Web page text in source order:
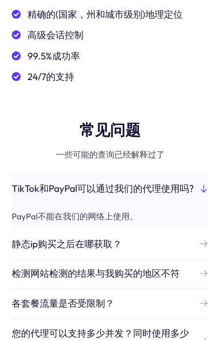
精确的(国家，州和城市级别)地理定位
高级会话控制
99.5%成功率
24/7的支持
常见问题
一些可能的查询已经解释过了
TikTok和PayPal可以通过我们的代理使用吗?
PayPal不能在我们的网络上使用。
静态ip购买之后在哪获取？
检测网站检测的结果与我购买的地区不符
各套餐流量是否受限制？
您的代理可以支持多少并发？同时使用多少